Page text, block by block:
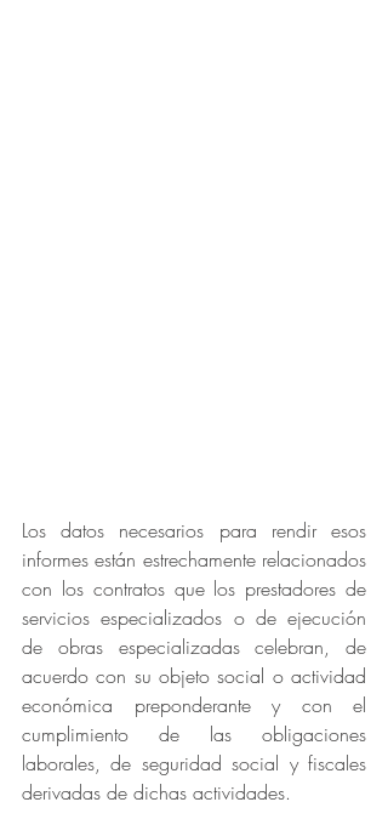
Los datos necesarios para rendir esos
informes están estrechamente relacionados
con los contratos que los prestadores de
servicios especializados o de ejecución
de obras especializadas celebran, de
acuerdo con su objeto social o actividad
económica preponderante y con el
cumplimiento de las obligaciones
laborales, de seguridad social y fiscales
derivadas de dichas actividades.